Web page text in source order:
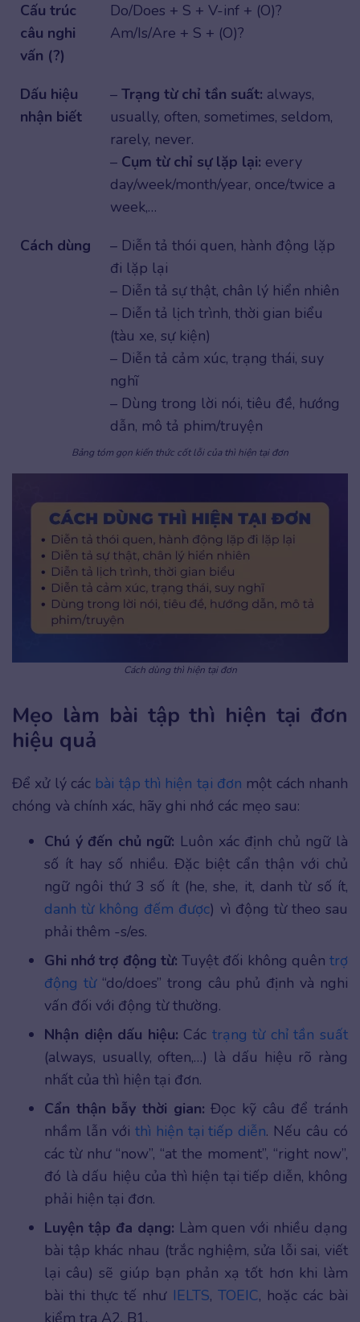
Cấu trúc
câu nghi
vấn (?)
Do/Does + S + V-inf + (O)?
Am/Is/Are + S + (O)?
Dấu hiệu
nhận biết
– Trạng từ chỉ tần suất: always,
usually, often, sometimes, seldom,
rarely, never.
– Cụm từ chỉ sự lặp lại: every
day/week/month/year, once/twice a
week,…
Cách dùng
– Diễn tả thói quen, hành động lặp
đi lặp lại
– Diễn tả sự thật, chân lý hiển nhiên
– Diễn tả lịch trình, thời gian biểu
(tàu xe, sự kiện)
– Diễn tả cảm xúc, trạng thái, suy
nghĩ
– Dùng trong lời nói, tiêu đề, hướng
dẫn, mô tả phim/truyện
Bảng tóm gọn kiến thức cốt lỗi của thì hiện tại đơn
Cách dùng thì hiện tại đơn
Mẹo làm bài tập thì hiện tại đơn
hiệu quả
Để xử lý các bài tập thì hiện tại đơn một cách nhanh
chóng và chính xác, hãy ghi nhớ các mẹo sau:
Chú ý đến chủ ngữ: Luôn xác định chủ ngữ là
số ít hay số nhiều. Đặc biệt cẩn thận với chủ
ngữ ngôi thứ 3 số ít (he, she, it, danh từ số ít,
danh từ không đếm được) vì động từ theo sau
phải thêm -s/es.
Ghi nhớ trợ động từ: Tuyệt đối không quêntrợ
động từ“do/does” trong câu phủ định và nghi
vấn đối với động từ thường.
Nhận diện dấu hiệu: Các trạng từ chỉ tần suất
(always, usually, often,…) là dấu hiệu rõ ràng
nhất của thì hiện tại đơn.
Cẩn thận bẫy thời gian: Đọc kỹ câu để tránh
nhầm lẫn với thì hiện tại tiếp diễn. Nếu câu có
các từ như “now”, “at the moment”, “right now”,
đó là dấu hiệu của thì hiện tại tiếp diễn, không
phải hiện tại đơn.
Luyện tập đa dạng: Làm quen với nhiều dạng
bài tập khác nhau (trắc nghiệm, sửa lỗi sai, viết
lại câu) sẽ giúp bạn phản xạ tốt hơn khi làm
bài thi thực tế như IELTS, TOEIC, hoặc các bài